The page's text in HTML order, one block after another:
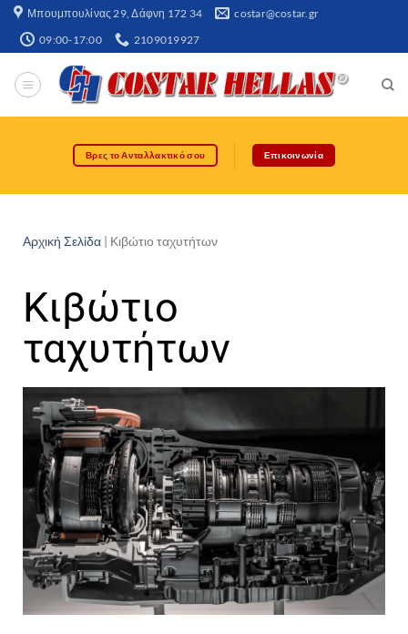
Μπουμπουλίνας 29, Δάφνη 172 34​ costar@costar.gr
09:00-17:00 2109019927
Βρες το Ανταλλακτικό σου Επικοινωνία
Αρχική Σελίδα | Κιβώτιο ταχυτήτων
Κιβώτιο
ταχυτήτων